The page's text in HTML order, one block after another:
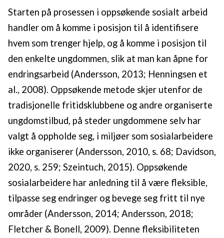
Starten på prosessen i oppsøkende sosialt arbeid
handler om å komme i posisjon til å identifisere
hvem som trenger hjelp, og å komme i posisjon til
den enkelte ungdommen, slik at man kan åpne for
endringsarbeid (Andersson, 2013; Henningsen et
al., 2008). Oppsøkende metode skjer utenfor de
tradisjonelle fritidsklubbene og andre organiserte
ungdomstilbud, på steder ungdommene selv har
valgt å oppholde seg, i miljøer som sosialarbeidere
ikke organiserer (Andersson, 2010, s. 68; Davidson,
2020, s. 259; Szeintuch, 2015). Oppsøkende
sosialarbeidere har anledning til å være fleksible,
tilpasse seg endringer og bevege seg fritt til nye
områder (Andersson, 2014; Andersson, 2018;
Fletcher & Bonell, 2009). Denne fleksibiliteten